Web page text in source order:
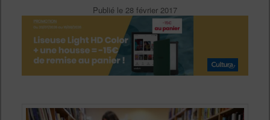
Publié le 28 février 2017